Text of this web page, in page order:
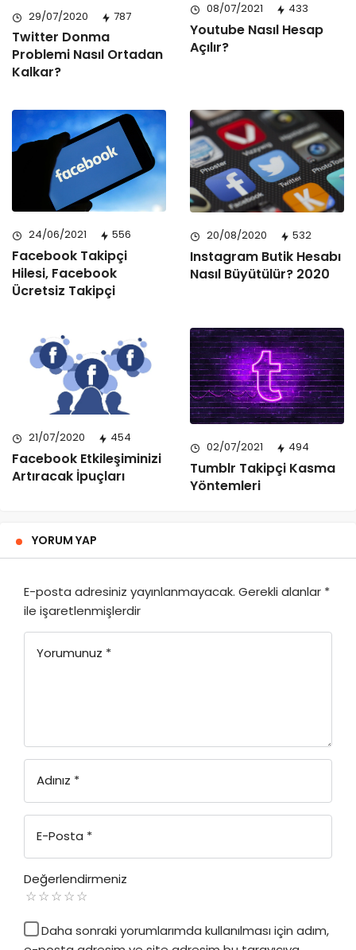
29/07/2020 787
Twitter Donma
Problemi Nasıl Ortadan
Kalkar?
08/07/2021 433
Youtube Nasıl Hesap
Açılır?
24/06/2021 556
Facebook Takipçi
Hilesi, Facebook
Ücretsiz Takipçi
20/08/2020 532
Instagram Butik Hesabı
Nasıl Büyütülür? 2020
21/07/2020 454
Facebook Etkileşiminizi
Artıracak İpuçları
02/07/2021 494
Tumblr Takipçi Kasma
Yöntemleri
YORUM YAP
E-posta adresiniz yayınlanmayacak. Gerekli alanlar *
ile işaretlenmişlerdir
Yorumunuz *
Adınız *
E-Posta *
Değerlendirmeniz
Daha sonraki yorumlarımda kullanılması için adım,